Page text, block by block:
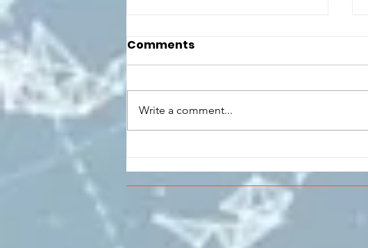
PERCORSO DI
FORMAZIONE SCUOLA
LAVORO DEGLI STUDENTI
DEL “DE PINEDO-
Comments
Write a comment...